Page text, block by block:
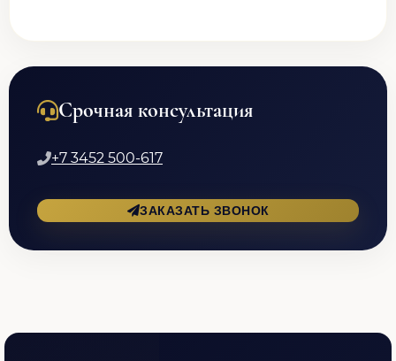
Срочная консультация
+7 3452 500-617
ЗАКАЗАТЬ ЗВОНОК